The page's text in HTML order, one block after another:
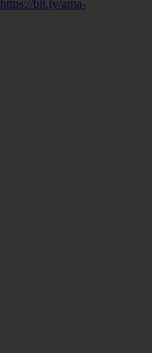
https://bit.ly/ama-